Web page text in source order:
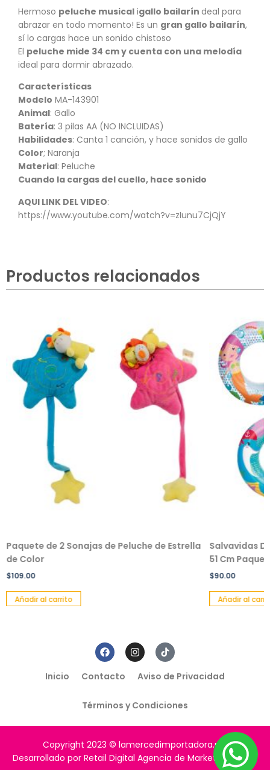
Hermoso peluche musical igallo bailarín deal para
abrazar en todo momento! Es un gran gallo bailarín,
sí lo cargas hace un sonido chistoso
El peluche mide 34 cm y cuenta con una melodía
ideal para dormir abrazado.
Características
Modelo MA-143901
Animal: Gallo
Batería: 3 pilas AA (NO INCLUIDAS)
Habilidades: Canta 1 canción, y hace sonidos de gallo
Color; Naranja
Material: Peluche
Cuando la cargas del cuello, hace sonido
AQUI LINK DEL VIDEO:
https://www.youtube.com/watch?v=zIunu7CjQjY
Productos relacionados
Paquete de 2 Sonajas de Peluche de Estrella
de Color
$109.00
Añadir al carrito
Salvavidas
51 Cm
$90.00
Añadir al
Inicio Contacto Aviso de Privacidad
Términos y Condiciones
Copyright 2023 © lamercedimportadora.mx
Desarrollado por Retail Digital Agencia de Marketing Digital